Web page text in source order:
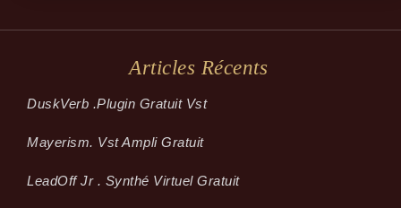
Articles Récents
Dusk­Verb .plugin Gratuit Vst
Mayerism. Vst Ampli Gratuit
LeadOff Jr . Synthé Virtuel Gratuit